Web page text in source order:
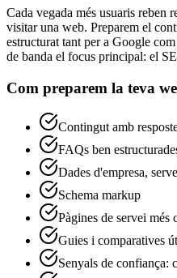
Cada vegada més usuaris reben
visitar una web. Preparem el
estructurat tant per a Google
de banda el focus principal: el
Com preparem la teva
Contingut amb
FAQs ben
Dades d'empresa,
Schema markup
Pàgines de servei més
Guies i comparatives
Senyals de confiança: